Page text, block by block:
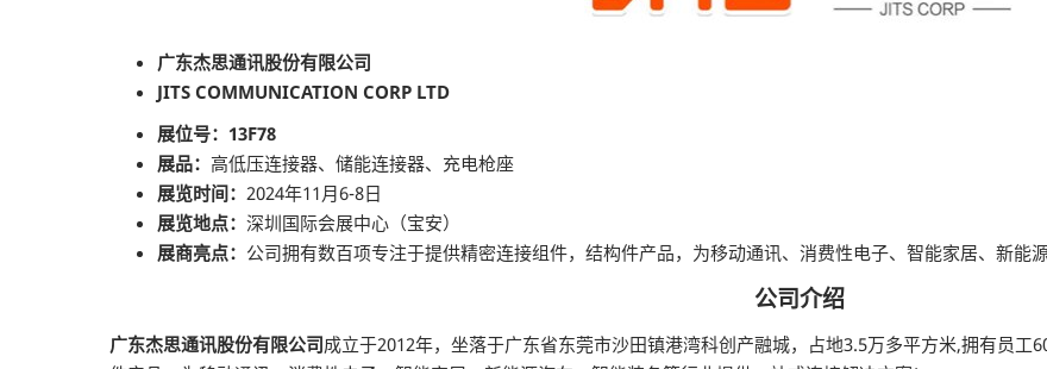
广东杰思通讯股份有限公司
JITS COMMUNICATION CORP LTD
展位号：13F78
展品： 高低压连接器、储能连接器、充电枪座
展览时间： 2024年11月6-8日
展览地点： 深圳国际会展中心（宝安）
展商亮点： 公司拥有数百项专注于提供精密连接组件，结构件产品，为移动通讯、消费性电子、智能家居、新能
公司介绍
广东杰思通讯股份有限公司成立于2012年，坐落于广东省东莞市沙田镇港湾科创产融城，占地3.5万多平方米,拥有员